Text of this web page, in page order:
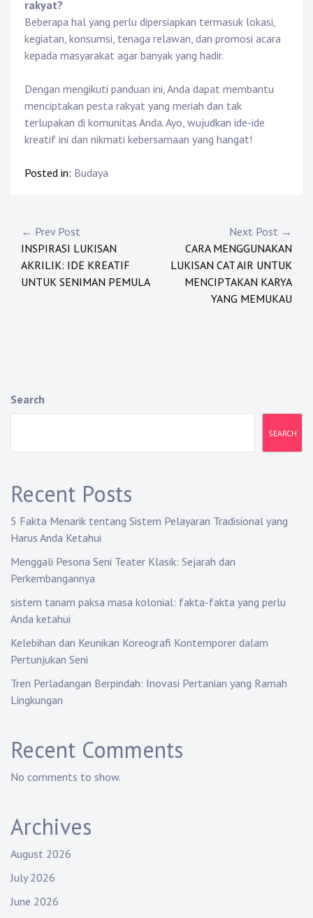
rakyat?
Beberapa hal yang perlu dipersiapkan termasuk lokasi,
kegiatan, konsumsi, tenaga relawan, dan promosi acara
kepada masyarakat agar banyak yang hadir.
Dengan mengikuti panduan ini, Anda dapat membantu
menciptakan pesta rakyat yang meriah dan tak
terlupakan di komunitas Anda. Ayo, wujudkan ide-ide
kreatif ini dan nikmati kebersamaan yang hangat!
Posted in: Budaya
Post
navigation
← Prev Post
INSPIRASI LUKISAN
AKRILIK: IDE KREATIF
UNTUK SENIMAN PEMULA
Next Post →
CARA MENGGUNAKAN
LUKISAN CAT AIR UNTUK
MENCIPTAKAN KARYA
YANG MEMUKAU
Search
SEARCH
Recent Posts
5 Fakta Menarik tentang Sistem Pelayaran Tradisional yang
Harus Anda Ketahui
Menggali Pesona Seni Teater Klasik: Sejarah dan
Perkembangannya
sistem tanam paksa masa kolonial: fakta-fakta yang perlu
Anda ketahui
Kelebihan dan Keunikan Koreografi Kontemporer dalam
Pertunjukan Seni
Tren Perladangan Berpindah: Inovasi Pertanian yang Ramah
Lingkungan
Recent Comments
No comments to show.
Archives
August 2026
July 2026
June 2026